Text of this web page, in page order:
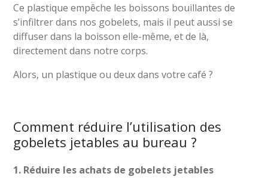
Ce plastique empêche les boissons bouillantes de
s’infiltrer dans nos gobelets, mais il peut aussi se
diffuser dans la boisson elle-même, et de là,
directement dans notre corps.
Alors, un plastique ou deux dans votre café ?
Comment réduire l’utilisation des
gobelets jetables au bureau ?
1. Réduire les achats de gobelets jetables